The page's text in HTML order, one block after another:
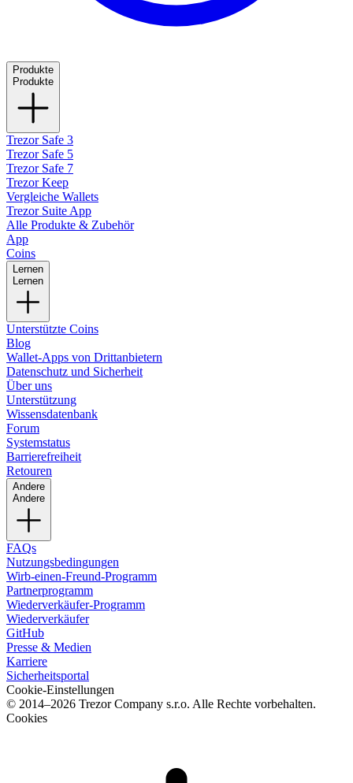
Produkte
Produkte
Trezor Safe 3
Trezor Safe 5
Trezor Safe 7
Trezor Keep
Vergleiche Wallets
Trezor Suite App
Alle Produkte & Zubehör
App
Coins
Lernen
Lernen
Unterstützte Coins
Blog
Wallet-Apps von Drittanbietern
Datenschutz und Sicherheit
Über uns
Unterstützung
Wissensdatenbank
Forum
Systemstatus
Barrierefreiheit
Retouren
Andere
Andere
FAQs
Nutzungsbedingungen
Wirb-einen-Freund-Programm
Partnerprogramm
Wiederverkäufer-Programm
Wiederverkäufer
GitHub
Presse & Medien
Karriere
Sicherheitsportal
Cookie-Einstellungen
© 2014–2026 Trezor Company s.r.o. Alle Rechte vorbehalten.
Cookies